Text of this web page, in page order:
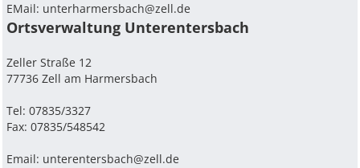
EMail: unterharmersbach@zell.de
Ortsverwaltung Unterentersbach
Zeller Straße 12
77736 Zell am Harmersbach
Tel: 07835/3327
Fax: 07835/548542
Email: unterentersbach@zell.de